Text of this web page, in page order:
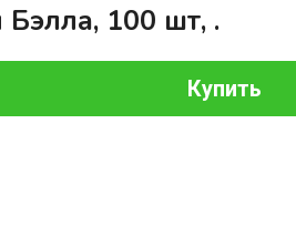
100 шт, .
Купить